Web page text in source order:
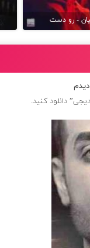
- رو دست
دیجی” دانلود کنید.